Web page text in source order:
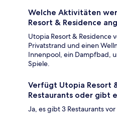
Welche Aktivitäten
Resort & Residence
Utopia Resort & Residence
Privatstrand und einen
Innenpool, ein Dampfbad,
Spiele.
Verfügt Utopia Resort
Restaurants oder gibt
Ja, es gibt 3 Restaurants